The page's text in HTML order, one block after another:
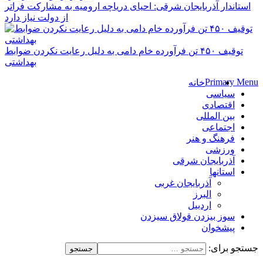
استاندار آذربایجان شرقی: احیای دریاچه ارومیه به مشارکت فراتر
از دولت نیاز دارد
توقیف ۴۵۰ تن فرآورده خام دامی به دلیل رعایت نکردن ضوابط
بهداشتی
Primary Menuخانه
سیاسی
اقتصادی
بین المللی
اجتماعی
فرهنگ و هنر
ورزشی
آذربایجان شرقی
استانها
آذربایجان غربی
البرز
اردبیل
سوز بیزدن قولاق سیزدن
پیشخوان
جستجو برای: